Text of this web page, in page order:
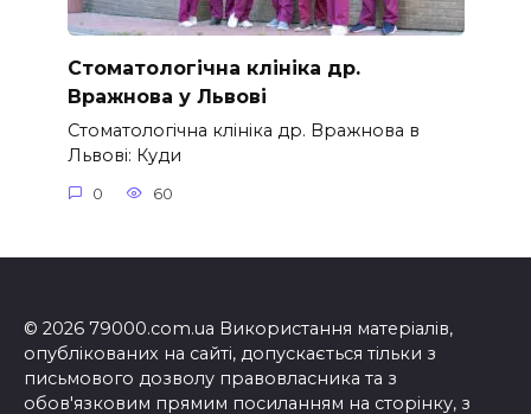
Стоматологічна клініка др.
Вражнова у Львові
Стоматологічна клініка др. Вражнова в
Львові: Куди
0 60
© 2026 79000.com.ua Використання матеріалів,
опублікованих на сайті, допускається тільки з
письмового дозволу правовласника та з
обов'язковим прямим посиланням на сторінку, з